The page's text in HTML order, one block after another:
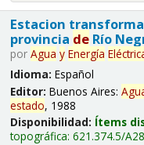
Estacion
provincia deRío
por Agua y Energía
Idioma: Español
Editor: Buenos Aires:
estado, 1988
Disponibilidad: Ítems
topográfica: 621.374.5/